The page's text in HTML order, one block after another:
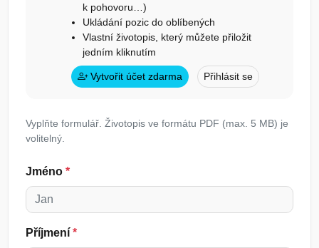
k pohovoru…)
Ukládání pozic do oblíbených
Vlastní životopis, který můžete přiložit
jedním kliknutím
Vytvořit účet zdarma Přihlásit se
Vyplňte formulář. Životopis ve formátu PDF (max. 5 MB) je
volitelný.
Jméno *
Příjmení *